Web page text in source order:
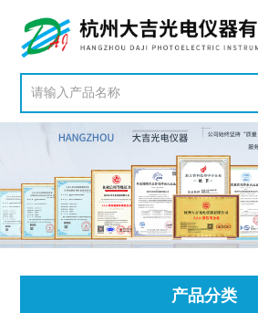
产品分类